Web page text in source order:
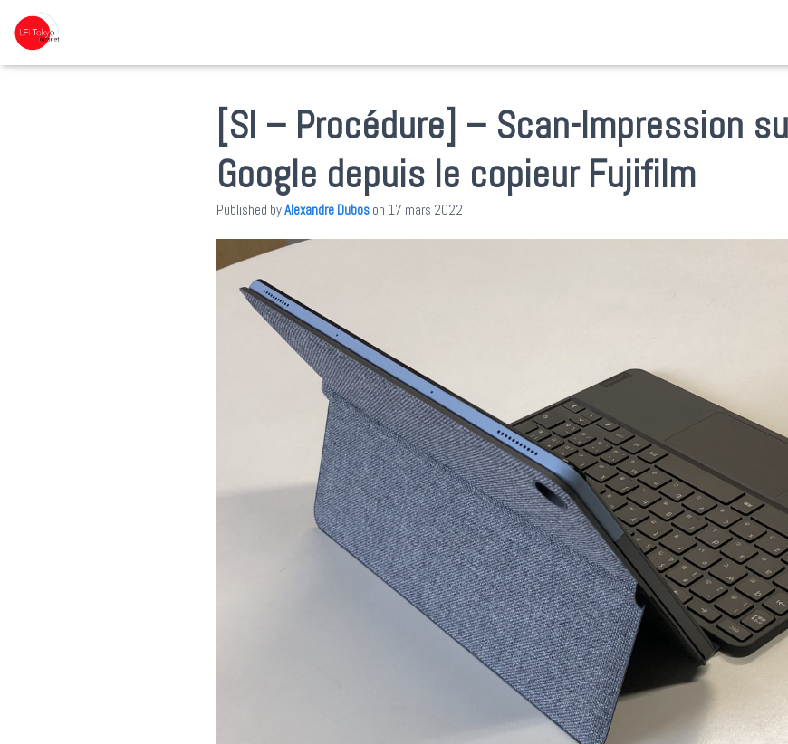
[SI – Procédure] – Scan-Impression
Google depuis le copieur Fujifilm
Published byAlexandre Dubos on 17 mars 2022